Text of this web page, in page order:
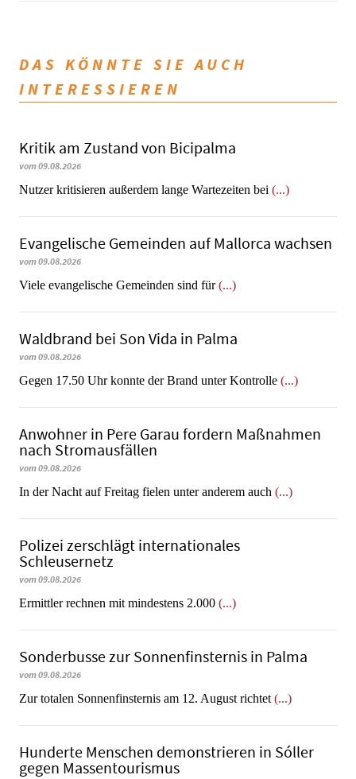
DAS KÖNNTE SIE AUCH
INTERESSIEREN
Kritik am Zustand von Bicipalma
vom 09.08.2026
Nutzer kritisieren außerdem lange Wartezeiten bei (...)
Evangelische Gemeinden auf Mallorca wachsen
vom 09.08.2026
Viele evangelische Gemeinden sind für(...)
Waldbrand bei Son Vida in Palma
vom 09.08.2026
Gegen 17.50 Uhr konnte der Brand unter Kontrolle (...)
Anwohner in Pere Garau fordern Maßnahmen
nach Stromausfällen
vom 09.08.2026
In der Nacht auf Freitag fielen unter anderem auch (...)
Polizei zerschlägt internationales
Schleusernetz
vom 09.08.2026
Ermittler rechnen mit mindestens 2.000 (...)
Sonderbusse zur Sonnenfinsternis in Palma
vom 09.08.2026
Zur totalen Sonnenfinsternis am 12. August richtet (...)
Hunderte Menschen demonstrieren in Sóller
gegen Massentourismus